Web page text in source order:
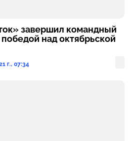
завершил командный
над октябрьской
г., 07:34